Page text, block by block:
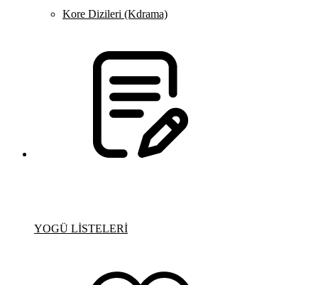
Kore Dizileri (Kdrama)
YOGÜ LİSTELERİ